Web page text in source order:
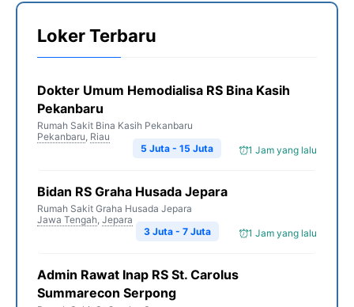
Loker Terbaru
Dokter Umum Hemodialisa RS Bina Kasih
Pekanbaru
Rumah Sakit Bina Kasih Pekanbaru
Pekanbaru, Riau
1 Jam yang lalu
5 Juta - 15 Juta
Bidan RS Graha Husada Jepara
Rumah Sakit Graha Husada Jepara
Jawa Tengah, Jepara
1 Jam yang lalu
3 Juta - 7 Juta
Admin Rawat Inap RS St. Carolus
Summarecon Serpong